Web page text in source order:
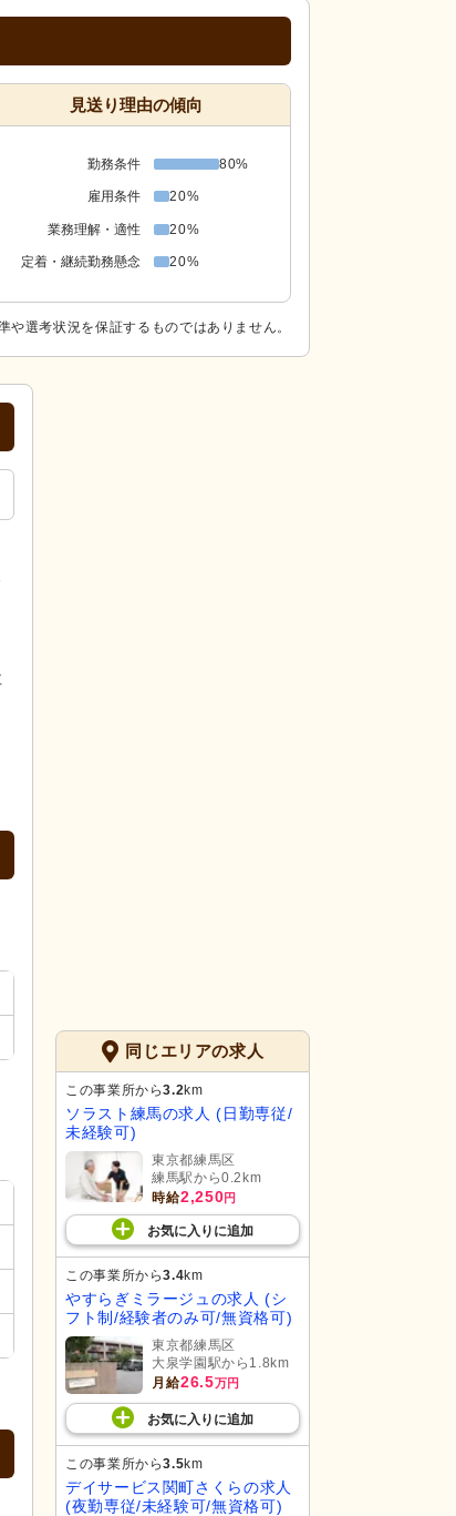
見送り理由の傾向
勤務条件 80%
雇用条件 20%
業務理解・適性 20%
定着・継続勤務懸念 20%
や選考状況を保証するものではありません。
同じエリアの求人
この事業所から3.2km
ソラスト練馬の求人 (日勤専従/
未経験可)
東京都練馬区
練馬駅から0.2km
時給2,250円
お気に入り に追加
この事業所から3.4km
やすらぎミラージュの求人 (シ
フト制/経験者のみ可/無資格可)
東京都練馬区
大泉学園駅から1.8km
月給26.5万円
お気に入り に追加
この事業所から3.5km
デイサービス関町さくらの求人
(夜勤専従/未経験可/無資格可)